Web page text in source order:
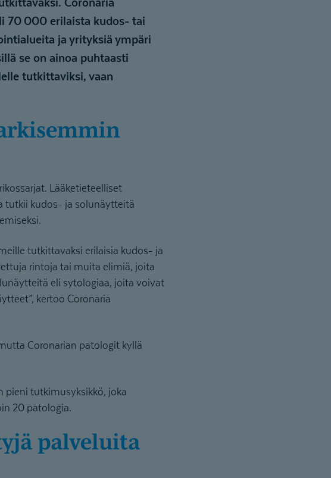
70 000 erilaista kudos- tai
ja yrityksiä ympäri
se on ainoa puhtaasti
tutkittaviksi, vaan
Lääketieteelliset
tutkii kudos- ja solunäytteitä
tutkittavaksi erilaisia kudos- ja
rintoja tai muita elimiä, joita
eli sytologiaa, joita voivat
kertoo Coronaria
Coronarian patologit kyllä
pieni tutkimusyksikkö, joka
20 patologia.